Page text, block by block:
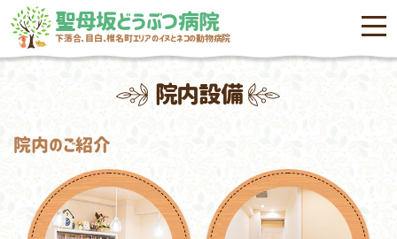
聖母坂どうぶつ病院
下落合、目白、椎名町エリアのイヌとネコの動物病院 menu
院内設備
院内のご紹介